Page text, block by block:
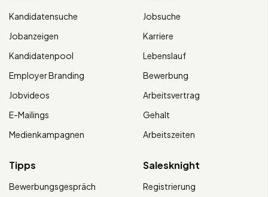
Kandidatensuche
Jobanzeigen
Kandidatenpool
Employer Branding
Jobvideos
E-Mailings
Medienkampagnen
Jobsuche
Karriere
Lebenslauf
Bewerbung
Arbeitsvertrag
Gehalt
Arbeitszeiten
Tipps
Bewerbungsgespräch
Salesknight
Registrierung